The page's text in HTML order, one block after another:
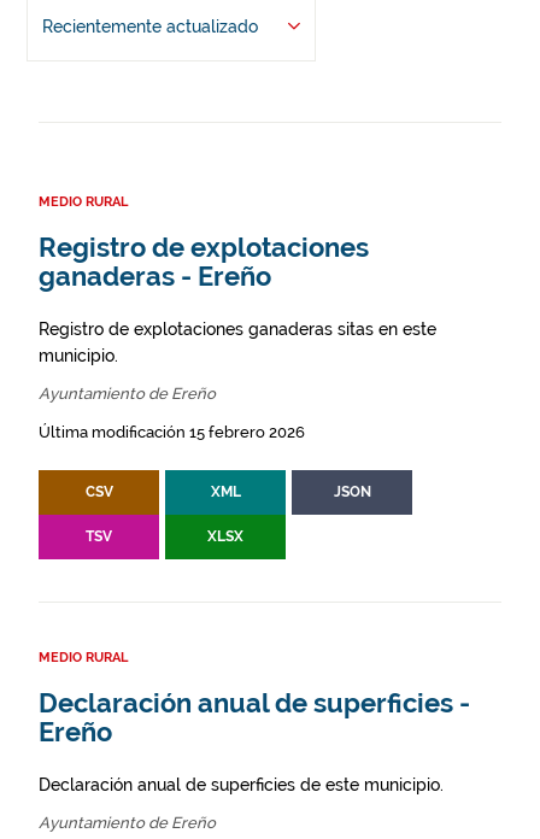
Recientemente actualizado
MEDIO RURAL
Registro de explotaciones
ganaderas - Ereño
Registro de explotaciones ganaderas sitas en este
municipio.
Ayuntamiento de Ereño
Última modificación 15 febrero 2026
CSV XML JSON
TSV XLSX
MEDIO RURAL
Declaración anual de superficies -
Ereño
Declaración anual de superficies de este municipio.
Ayuntamiento de Ereño